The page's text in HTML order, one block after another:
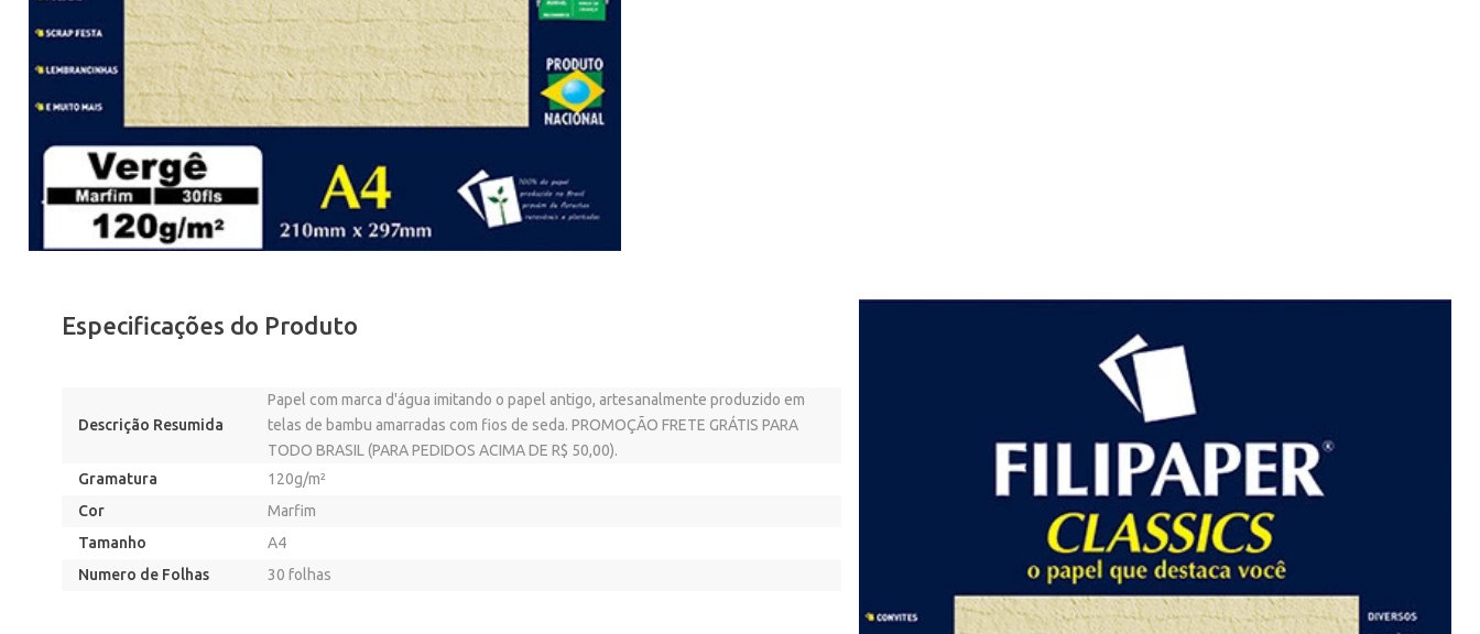
Especificações do Produto
Descrição Resumida
Papel com marca d'água imitando o papel antigo, artesanalmente produzido em
telas de bambu amarradas com fios de seda. PROMOÇÃO FRETE GRÁTIS PARA
TODO BRASIL (PARA PEDIDOS ACIMA DE R$ 50,00).
Gramatura
120g/m²
Cor
Marfim
Tamanho
A4
Numero de Folhas
30 folhas